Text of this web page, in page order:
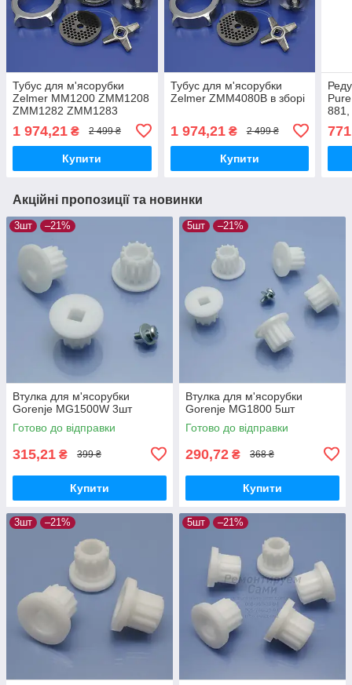
Тубус для м'ясорубки
Zelmer MM1200 ZMM1208
ZMM1282 ZMM1283
ZMM1289 ZMM1298 в
зборі
1 974,21 ₴ 2 499 ₴
Купити
Тубус для м'ясорубки
Zelmer ZMM4080B в зборі
1 974,21₴ 2 499 ₴
Купити
881,
Акційні пропозиції та новинки
3шт –21%
Втулка для м'ясорубки
Gorenje MG1500W 3шт
Готово до відправки
315,21 ₴ 399 ₴
Купити
5шт –21%
Втулка для м'ясорубки
Gorenje MG1800 5шт
Готово до відправки
290,72 ₴ 368 ₴
Купити
3шт –21% 5шт –21%